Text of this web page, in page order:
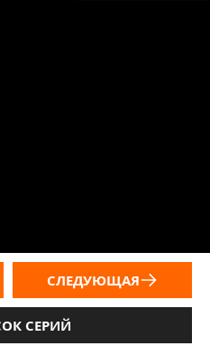
СЕРИЙ
СЛЕДУЮЩАЯ